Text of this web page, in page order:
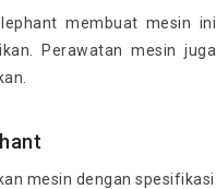
membuat mesin ini
Perawatan mesin juga
mesin dengan spesifikasi